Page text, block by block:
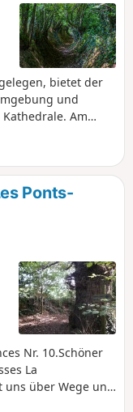
bietet der
und
Am
Ponts-
Nr. 10.Schöner
La
uns über Wege und